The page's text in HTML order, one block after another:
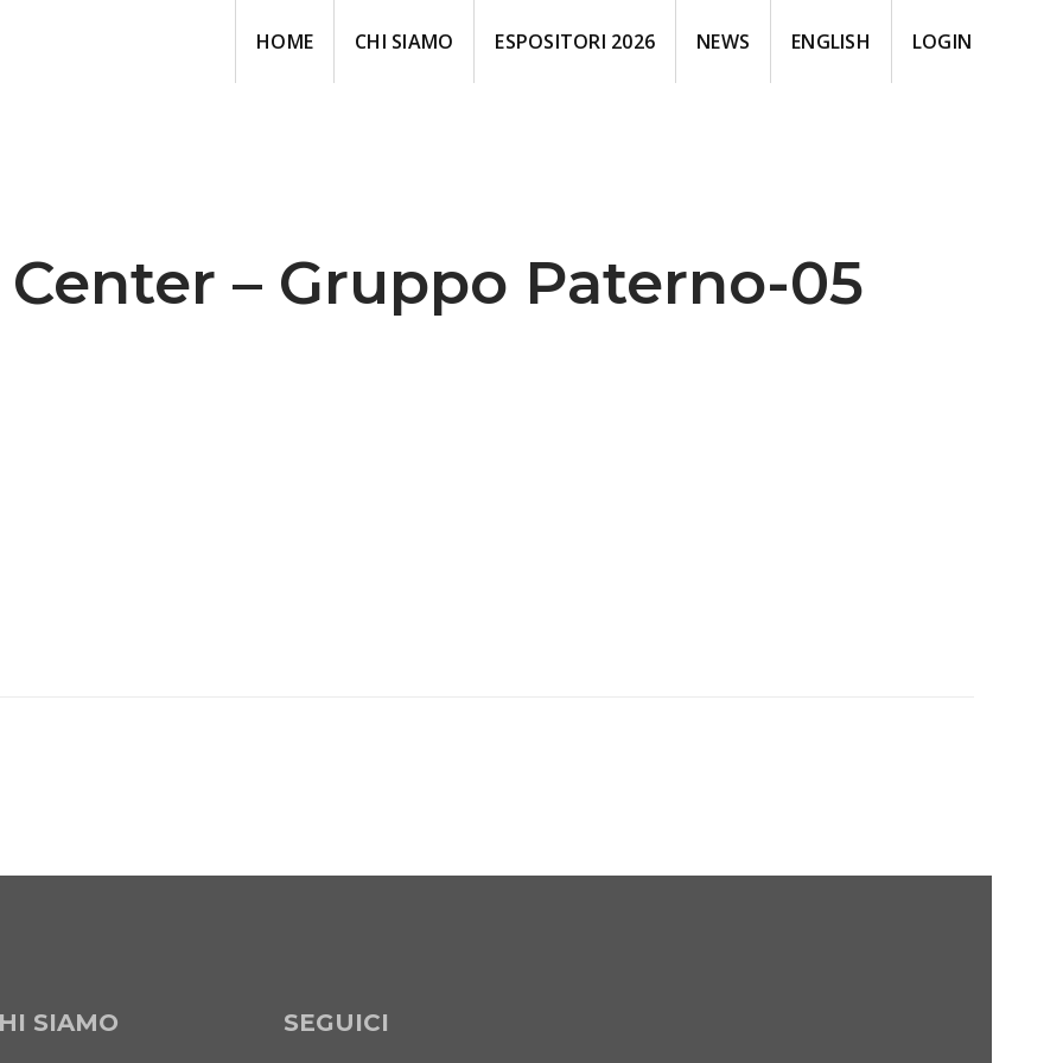
HOME CHI SIAMO ESPOSITORI 2026 NEWS ENGLISH LOGIN
– Gruppo Paterno-05
SIAMO SEGUICI